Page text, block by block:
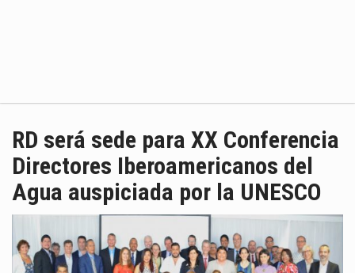
RD será sede para XX Conferencia
Directores Iberoamericanos del
Agua auspiciada por la UNESCO